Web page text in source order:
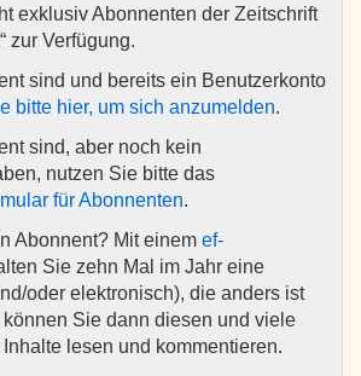
exklusiv Abonnenten der Zeitschrift
zur Verfügung.
sind und bereits ein Benutzerkonto
bitte hier, um sich anzumelden.
sind, aber noch kein
nutzen Sie bitte das
für Abonnenten.
Abonnent? Mit einem ef-
Sie zehn Mal im Jahr eine
oder elektronisch), die anders ist
Sie dann diesen und viele
lesen und kommentieren.